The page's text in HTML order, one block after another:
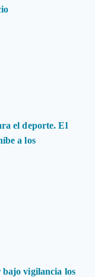
el deporte. El
a los
vigilancia los